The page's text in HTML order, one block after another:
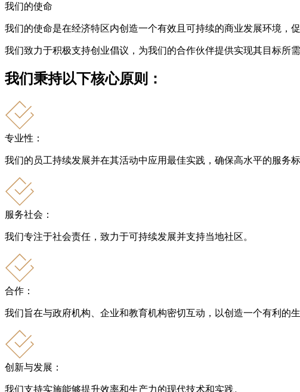
我们的使命
我们的使命是在经济特区内创造一个有效且可持续的商业发展环境，
我们致力于积极支持创业倡议，为我们的合作伙伴提供实现其目标所
我们秉持以下核心原则：
专业性：
我们的员工持续发展并在其活动中应用最佳实践，确保高水平的服务标
服务社会：
我们专注于社会责任，致力于可持续发展并支持当地社区。
合作：
我们旨在与政府机构、企业和教育机构密切互动，以创造一个有利的生
创新与发展：
我们支持实施能够提升效率和生产力的现代技术和实践。